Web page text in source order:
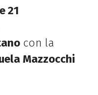
21
con la
Mazzocchi